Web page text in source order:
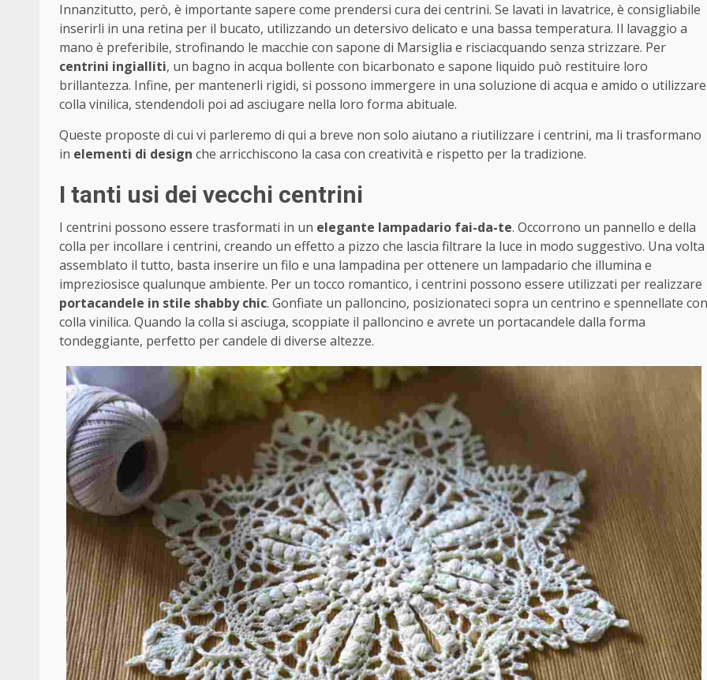
Innanzitutto, però, è importante sapere come prendersi cura dei centrini. Se lavati in lavatrice, è consigliabile
inserirli in una retina per il bucato, utilizzando un detersivo delicato e una bassa temperatura. Il lavaggio a
mano è preferibile, strofinando le macchie con sapone di Marsiglia e risciacquando senza strizzare. Per
centrini ingialliti, un bagno in acqua bollente con bicarbonato e sapone liquido può restituire loro
brillantezza. Infine, per mantenerli rigidi, si possono immergere in una soluzione di acqua e amido o utilizzare
colla vinilica, stendendoli poi ad asciugare nella loro forma abituale.
Queste proposte di cui vi parleremo di qui a breve non solo aiutano a riutilizzare i centrini, ma li trasformano
in elementi di design che arricchiscono la casa con creatività e rispetto per la tradizione.
I tanti usi dei vecchi centrini
I centrini possono essere trasformati in un elegante lampadario fai-da-te. Occorrono un pannello e della
colla per incollare i centrini, creando un effetto a pizzo che lascia filtrare la luce in modo suggestivo. Una volta
assemblato il tutto, basta inserire un filo e una lampadina per ottenere un lampadario che illumina e
impreziosisce qualunque ambiente. Per un tocco romantico, i centrini possono essere utilizzati per realizzare
portacandele in stile shabby chic. Gonfiate un palloncino, posizionateci sopra un centrino e spennellate con
colla vinilica. Quando la colla si asciuga, scoppiate il palloncino e avrete un portacandele dalla forma
tondeggiante, perfetto per candele di diverse altezze.